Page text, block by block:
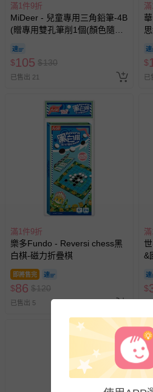
如您收到商品，請依正常流程
情形，您可申請更換新品或退
式、折價券與購物金的使用、
問，你可詳見：
媽咪愛客服中心
助取消退款事宜。
商品如因「價格、組合」等錯
會主動以簡訊及mail通知訂單
滿1件9折
MiDeer - 兒童專用三角鉛筆-4B
(贈專用雙孔筆削1個(顏色隨
$105 $130
已售出 21
$
已
滿1件9折
樂多Fundo - Reversi chess黑
白棋-磁力折疊棋
即將售完
$86 $120
已售出 5
&
$